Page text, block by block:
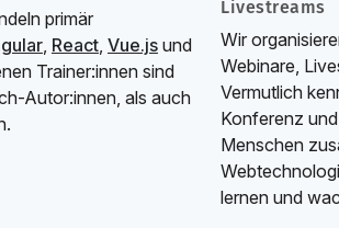
primär
React Vue.js und
Trainer:innen sind
Autor:innen, als auch
Livestreams
Wir
Webinare,
Vermutlich
Konferenz
Menschen
lernen und